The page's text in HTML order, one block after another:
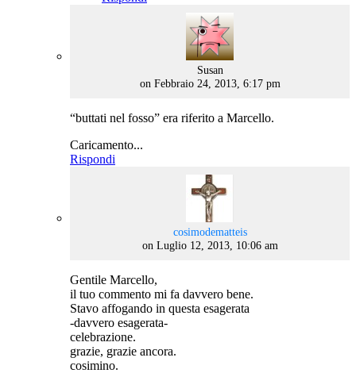
Susansays:
on Febbraio 24, 2013, 6:17 pm
“buttati nel fosso” era riferito a Marcello.
Caricamento...
Rispondi
cosimodematteissays:
on Luglio 12, 2013, 10:06 am
Gentile Marcello,
il tuo commento mi fa davvero bene.
Stavo affogando in questa esagerata
-davvero esagerata-
celebrazione.
grazie, grazie ancora.
cosimino.